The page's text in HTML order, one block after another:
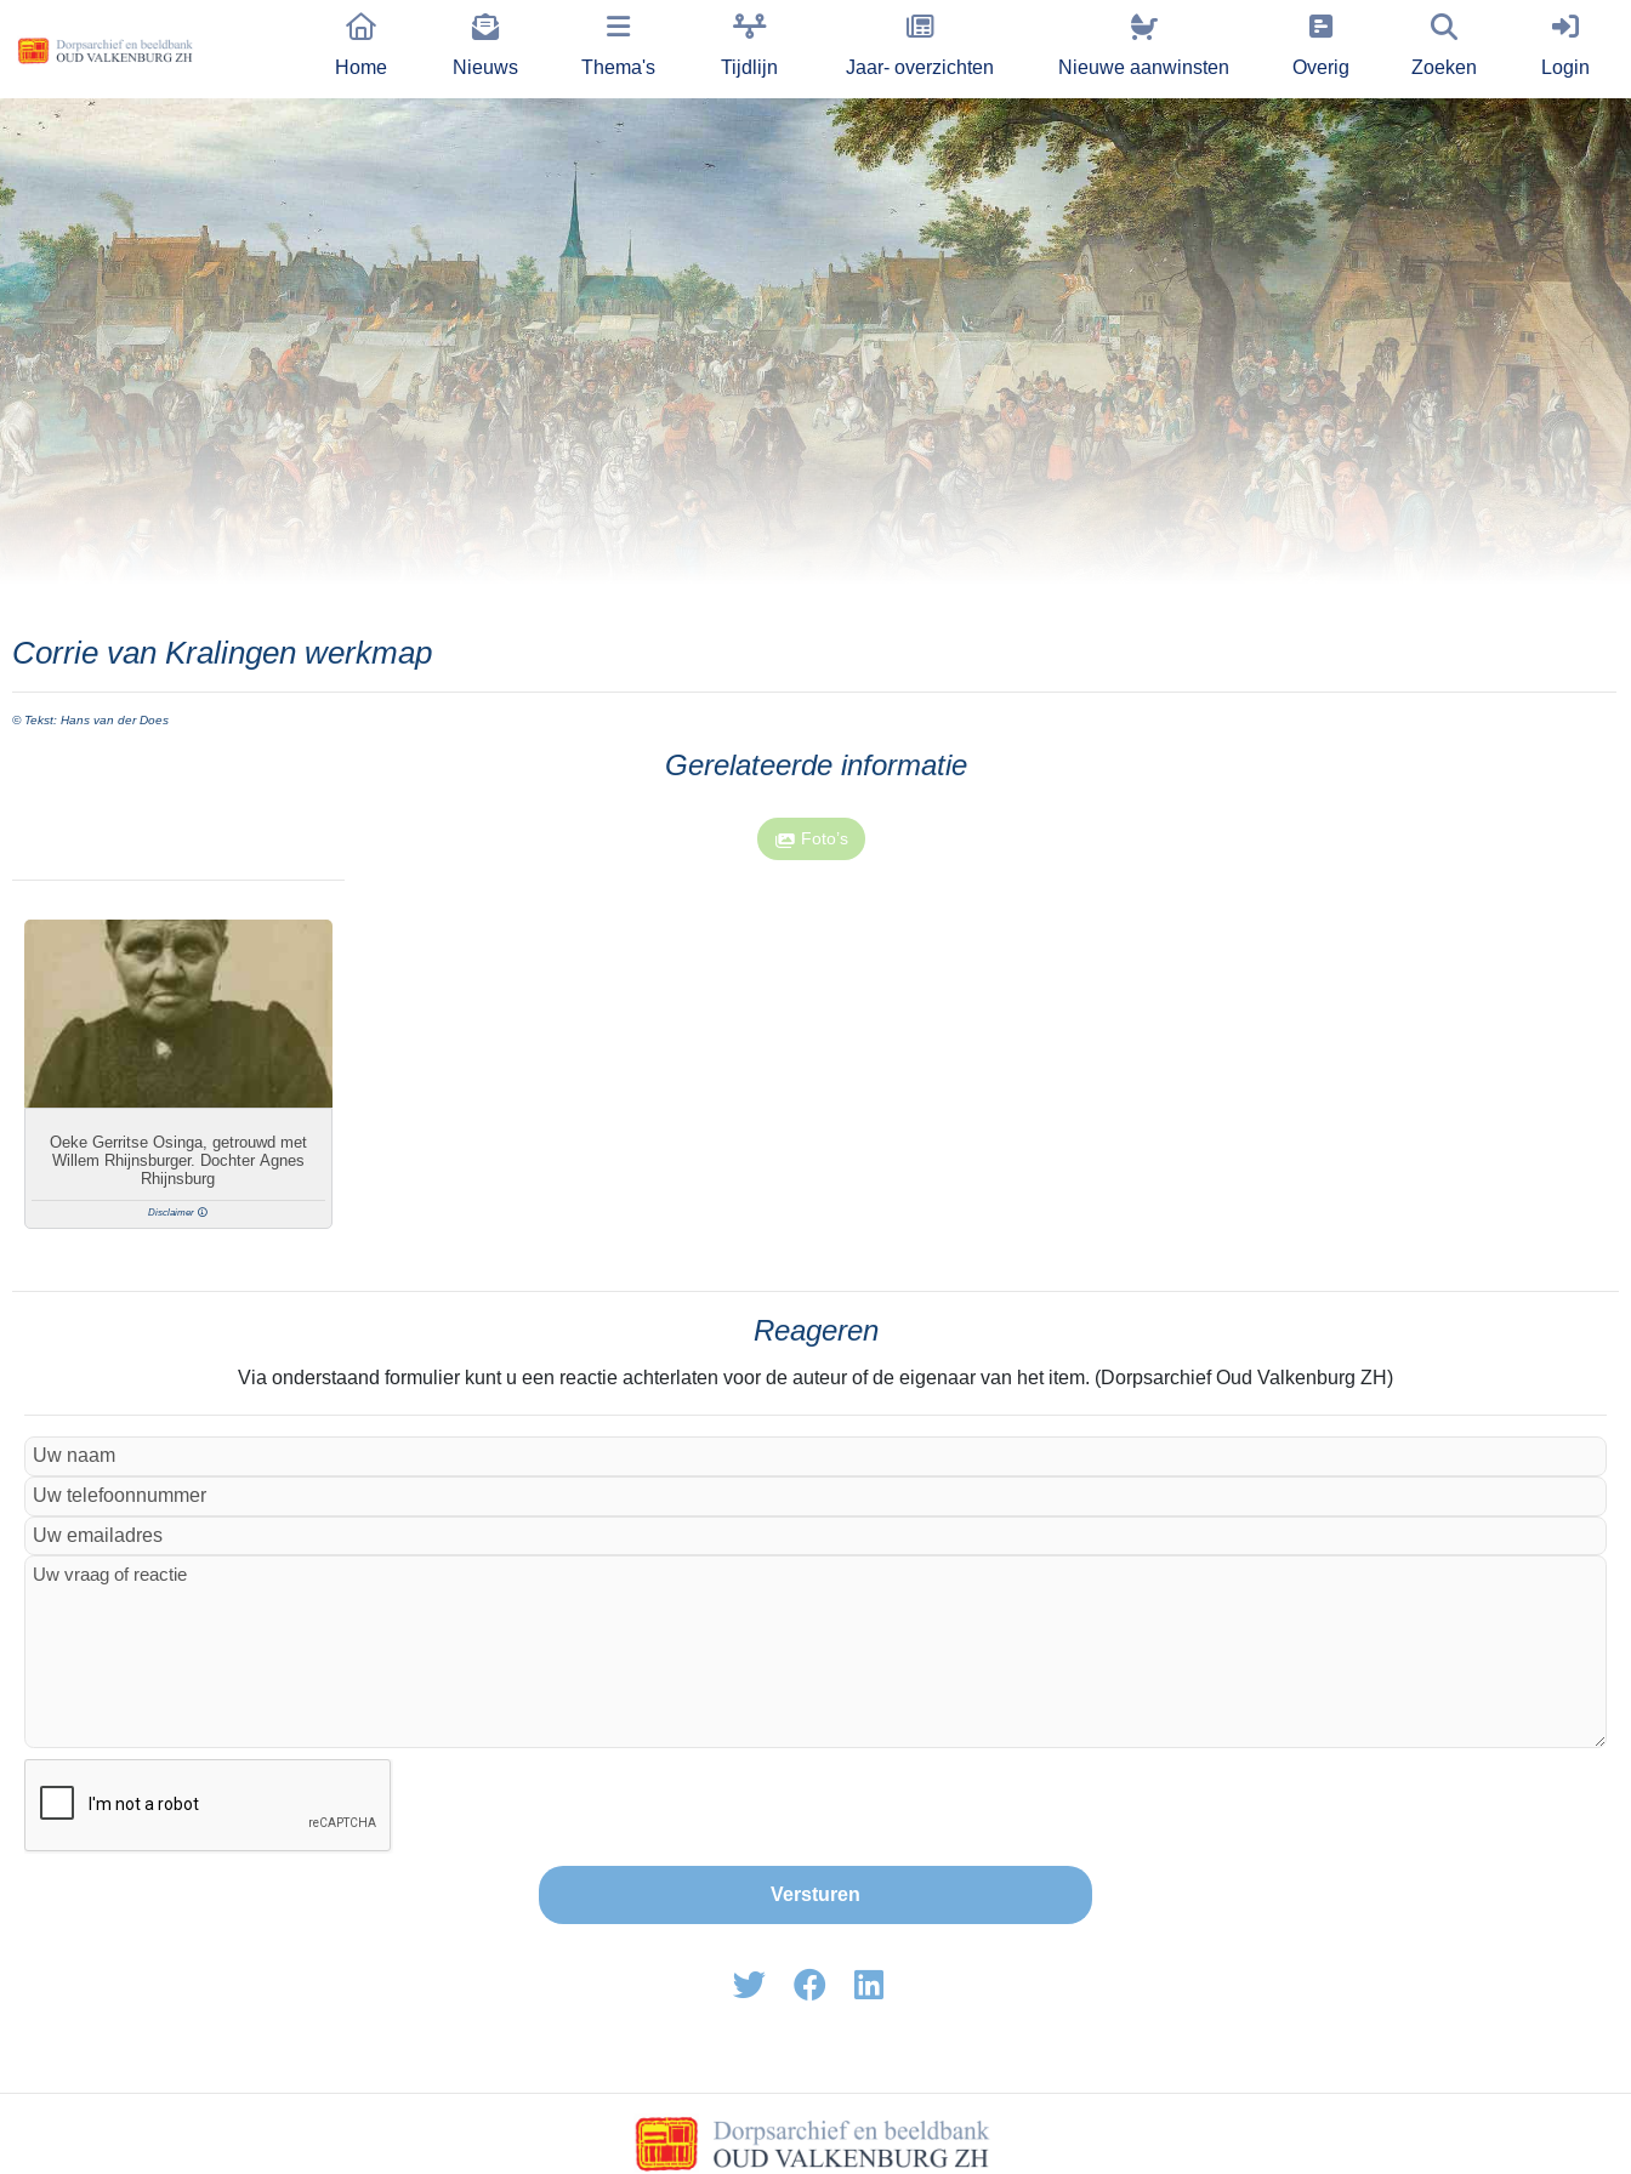
Home Nieuws Thema's Tijdlijn Jaar- overzichten Nieuwe aanwinsten Overig Zoeken Login
Corrie van Kralingen werkmap
© Tekst: Hans van der Does
Gerelateerde informatie
Foto’s
Oeke Gerritse Osinga, getrouwd met
Willem Rhijnsburger. Dochter Agnes
Rhijnsburg
Disclaimer
Reageren
Via onderstaand formulier kunt u een reactie achterlaten voor de auteur of de eigenaar van het item. (Dorpsarchief Oud Valkenburg ZH)